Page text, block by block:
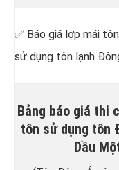
✅ Báo giá lợp mái
sử dụng tôn lạnh
Bảng báo giá thi
tôn sử dụng tôn
Dầu